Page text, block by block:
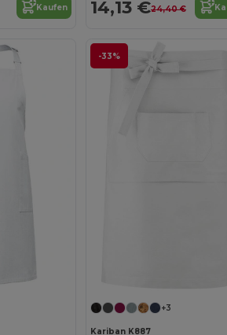
Kaufen 14,13 €24,40 €
-33%
+3
Kariban K887